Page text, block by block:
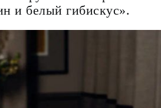
и белый гибискус».